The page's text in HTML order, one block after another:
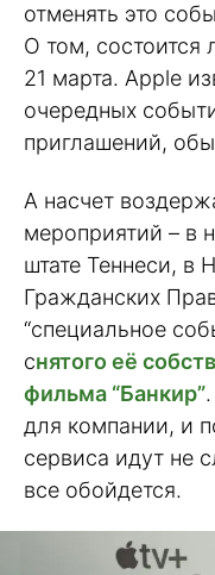
отменять это
О том, состоится
21 марта. Apple
очередных
приглашений,
А насчет
мероприятий – в
штате Теннеси, в
Гражданских
“специальное
снятого её
фильма “Банкир”
для компании, и
сервиса идут не
все обойдется.